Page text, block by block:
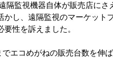
隔監視機器自体が販売店に
し、遠隔監視のマーケット
性を訴えました。
エコめがねの販売台数を伸